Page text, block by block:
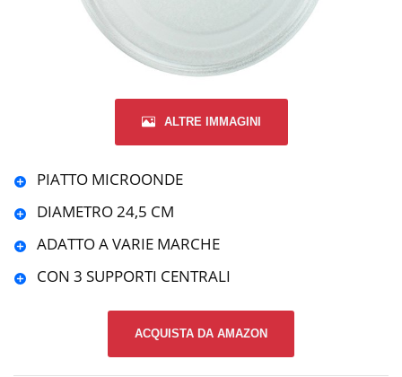
ALTRE IMMAGINI
PIATTO MICROONDE
DIAMETRO 24,5 CM
ADATTO A VARIE MARCHE
CON 3 SUPPORTI CENTRALI
ACQUISTA DA AMAZON